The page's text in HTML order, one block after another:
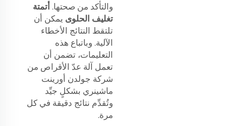
والتأكد من صحتها. أتمتة
تغليف الحلوى يمكن أن
تلتقط النتائج الأخطاء
الآلية. وباتباع هذه
التعليمات، تضمن أن
تعمل آلة عدّ الأقراص من
شركة جولدن أورينت
ماشينري بشكلٍ جيِّد
وتُقدِّم نتائج دقيقة في كل
مرة.